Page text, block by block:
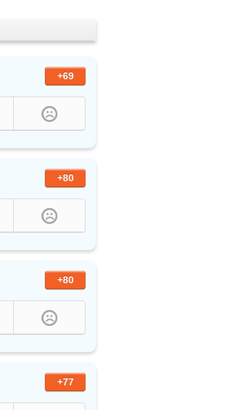
+69
+80
+80
+77